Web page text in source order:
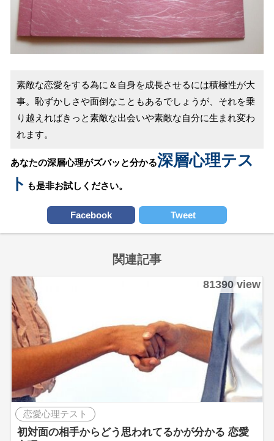
素敵な恋愛をする為に＆自身を成長させるには積極性が大
事。恥ずかしさや面倒なこともあるでしょうが、それを乗
り越えればきっと素敵な出会いや素敵な自分に生まれ変わ
れます。
あなたの深層心理がズバッと分かる深層心理テス
ト も是非お試しください。
Facebook Tweet
関連記事
81390 view
恋愛心理テスト
初対面の相手からどう思われてるかが分かる 恋愛